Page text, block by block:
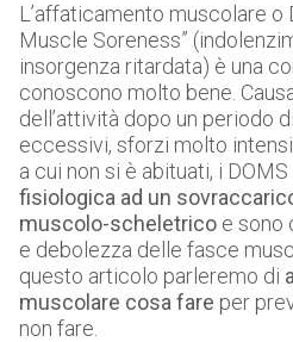
L’affaticamento muscolare o
Muscle Soreness”
insorgenza ritardata) è una
conoscono molto bene.
dell’attività dopo un periodo
eccessivi, sforzi molto
a cui non si è abituati, i DOMS
fisiologica ad un
muscolo-scheletrico e sono
e debolezza delle fasce
questo articolo parleremo di
muscolare cosa fare per
non fare.